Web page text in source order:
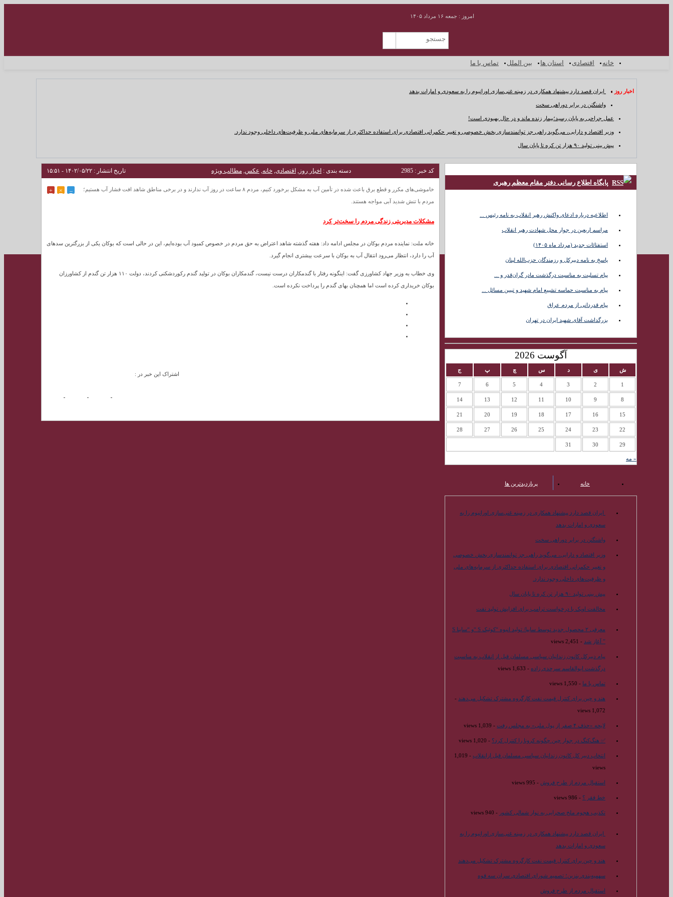
امروز : جمعه ۱۶ مرداد ۱۴۰۵
خانه اقتصادی استان ها بین الملل تماس با ما
اخبار روز : ایران قصد دارد پیشنهاد همکاری در زمینه غنی‌سازی اورانیوم را به سعودی و امارات بدهد
واشنگتن در برابر دوراهی سخت
عمل جراحی به پایان رسید؛بیمار زنده ماند و در حال بهبودی است!
وزیر اقتصاد و دارایی، می‌گوید راهی جز توانمندسازی بخش خصوصی و تغییر حکمرانی اقتصادی برای استفاده حداکثری از سرمایه‌های ملی و ظرفیت‌های داخلی وجود ندارد.
پیش بینی تولید ۹۰ هزار تن کره تا پایان سال
کد خبر : 2985 دسته بندی : اخبار روز , اقتصادی, خانه, عکس, مطالب ویژه تاریخ انتشار : ۱۴۰۲/۰۵/۲۲ - ۱۵:۵۱
–
×
+
خاموشی‌های مکرر و قطع برق باعث شده در تأمین آب به مشکل برخورد کنیم، مردم ۸ ساعت در روز آب ندارند و در برخی مناطق شاهد افت فشار آب هستیم؛
مردم با تنش شدید آبی مواجه هستند.
مشکلات مدیریتی زندگی مردم را سخت‌تر کرد
خانه ملت: نماینده مردم بوکان در مجلس ادامه داد: هفته گذشته شاهد اعتراض به حق مردم در خصوص کمبود آب بوده‌ایم، این در حالی است که بوکان یکی از بزرگترین سدهای
آب را دارد، انتظار می‌رود انتقال آب به بوکان با سرعت بیشتری انجام گیرد.
وی خطاب به وزیر جهاد کشاورزی گفت: اینگونه رفتار با گندمکاران درست نیست، گندمکاران بوکان در تولید گندم رکوردشکنی کردند، دولت ۱۱۰ هزار تن گندم از کشاورزان
بوکان خریداری کرده است اما همچنان بهای گندم را پرداخت نکرده است.
اشتراک این خبر در :
پایگاه اطلاع رسانی دفتر مقام معظم رهبری
اطلاعیه درباره ادعای واکنش رهبر انقلاب به نامه رئیس ...
مراسم اربعین در جوار محل شهادت رهبر انقلاب
استفتائات جدید (مرداد ماه ۱۴۰۵)
پاسخ به نامه دبیرکل و رزمندگان حزب‌الله لبنان
پیام تسلیت به مناسبت درگذشت مادر گران‌قدر و ...
پیام به مناسبت حماسه تشییع امام شهید و تبیین مسائل ...
پیام قدردانی از مردم عراق
بزرگداشت آقای شهید ایران در تهران
آگوست 2026
ش ی د س چ پ ج
1
2
3
4
5
6
7
8
9
10
11
12
13
14
15
16
17
18
19
20
21
22
23
24
25
26
27
28
29
30
31
« مه
خانه پربازدیدترین ها
ایران قصد دارد پیشنهاد همکاری در زمینه غنی‌سازی اورانیوم را به
سعودی و امارات بدهد
واشنگتن در برابر دوراهی سخت
وزیر اقتصاد و دارایی، می‌گوید راهی جز توانمندسازی بخش خصوصی
و تغییر حکمرانی اقتصادی برای استفاده حداکثری از سرمایه‌های ملی
و ظرفیت‌های داخلی وجود ندارد.
پیش بینی تولید ۹۰ هزار تن کره تا پایان سال
مخالفت اوپک با درخواست ترامپ برای افزایش تولید نفت
معرفی ۲ محصول جدید توسط سایپا/ تولید انبوه “کوئیک S “و “ساینا S
” آغاز شد - 2,451 views
پیام دبیرکل کانون زندانیان سیاسی مسلمان قبل از انقلاب به مناسبت
درگذشت ابوالقاسم سرحدی زاده - 1,633 views
تماس با ما - 1,550 views
هند و چین برای کنترل قیمت نفت کارگروه مشترک تشکیل می‌دهند -
1,072 views
لایحه «حذف ۴ صفر از پول ملی» به مجلس رفت - 1,039 views
✅ هنگ‌کنگ در جوار چین چگونه کرونا را کنترل کرد؟ - 1,020 views
انتخاب دبیر کل کانون زندانیان سیاسی مسلمان قبل ازانقلاب
- 1,019
views
استقبال مردم از طرح فروش - 995 views
خط فقر ؟ - 986 views
تکذیب هجوم ملخ صحرایی به نوار شمالی کشور - 940 views
ایران قصد دارد پیشنهاد همکاری در زمینه غنی‌سازی اورانیوم را به
سعودی و امارات بدهد
هند و چین برای کنترل قیمت نفت کارگروه مشترک تشکیل می‌دهند
سهمیه‌بندی بنزین؛ تصمیم شورای اقتصادی سران سه قوه
استقبال مردم از طرح فروش